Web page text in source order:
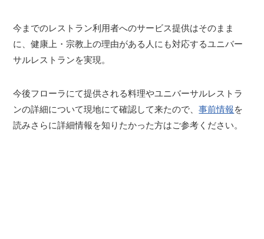
今までのレストラン利用者へのサービス提供はそのまま
に、健康上・宗教上の理由がある人にも対応するユニバー
サルレストランを実現。
今後フローラにて提供される料理やユニバーサルレストラ
ンの詳細について現地にて確認して来たので、事前情報を
読みさらに詳細情報を知りたかった方はご参考ください。